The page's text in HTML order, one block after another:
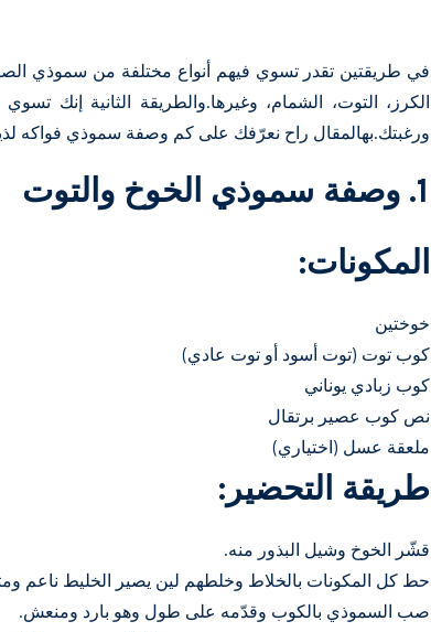
في طريقتين تقدر تسوي فيهم أنواع مختلفة من سموذي
الكرز، التوت، الشمام، وغيرها.والطريقة الثانية
ورغبتك.بهالمقال راح نعرّفك على كم وصفة سموذي فواكه
1. وصفة سموذي الخوخ والتوت
المكونات:
خوختين
كوب توت (توت أسود أو توت عادي)
كوب زبادي يوناني
نص كوب عصير برتقال
ملعقة عسل (اختياري)
طريقة التحضير:
قشّر الخوخ وشيل البذور منه.
حط كل المكونات بالخلاط وخلطهم لين يصير الخليط ناعم
صب السموذي بالكوب وقدّمه على طول وهو بارد ومنعش.